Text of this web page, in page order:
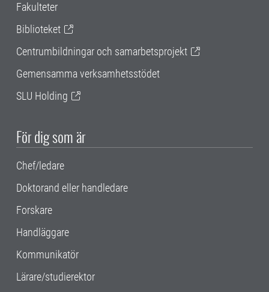
Fakulteter
Biblioteket
Centrumbildningar och samarbetsprojekt
Gemensamma verksamhetsstödet
SLU Holding
För dig som är
Chef/ledare
Doktorand eller handledare
Forskare
Handläggare
Kommunikatör
Lärare/studierektor